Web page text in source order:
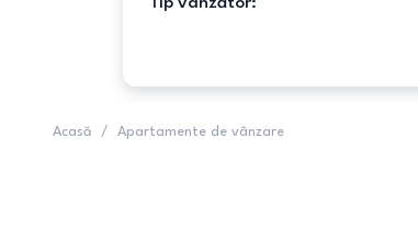
Acasă / Apartamente de vânzare